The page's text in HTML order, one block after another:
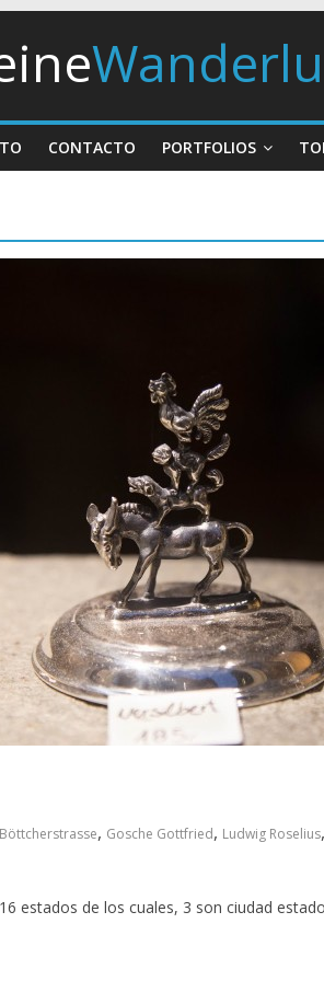
CONTACTO PORTFOLIOS
Böttcherstrasse, Gosche Gottfried, Ludwig Roselius,
estados de los cuales, 3 son ciudad